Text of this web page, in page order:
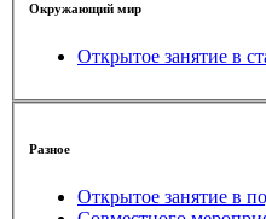
Окружающий мир
Открытое занятие в
Разное
Открытое занятие в